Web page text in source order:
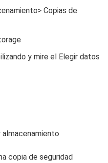
Copias de
y mire el Elegir datos
almacenamiento
copia de seguridad